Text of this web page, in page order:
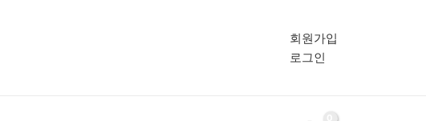
회원가입
로그인